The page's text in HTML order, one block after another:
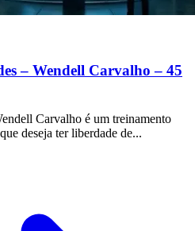
– Wendell Carvalho – 45
Carvalho é um treinamento
deseja ter liberdade de...